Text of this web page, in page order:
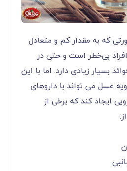
که به مقدار کم و متعادل
بی‌خطر است و حتی در
بسیار زیادی دارد. اما با این
عسل می تواند با داروهای
ایجاد کند که برخی از